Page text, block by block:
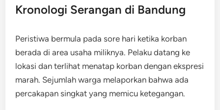
Kronologi Serangan di Bandung
Peristiwa bermula pada sore hari ketika korban
berada di area usaha miliknya. Pelaku datang ke
lokasi dan terlihat menatap korban dengan ekspresi
marah. Sejumlah warga melaporkan bahwa ada
percakapan singkat yang memicu ketegangan.